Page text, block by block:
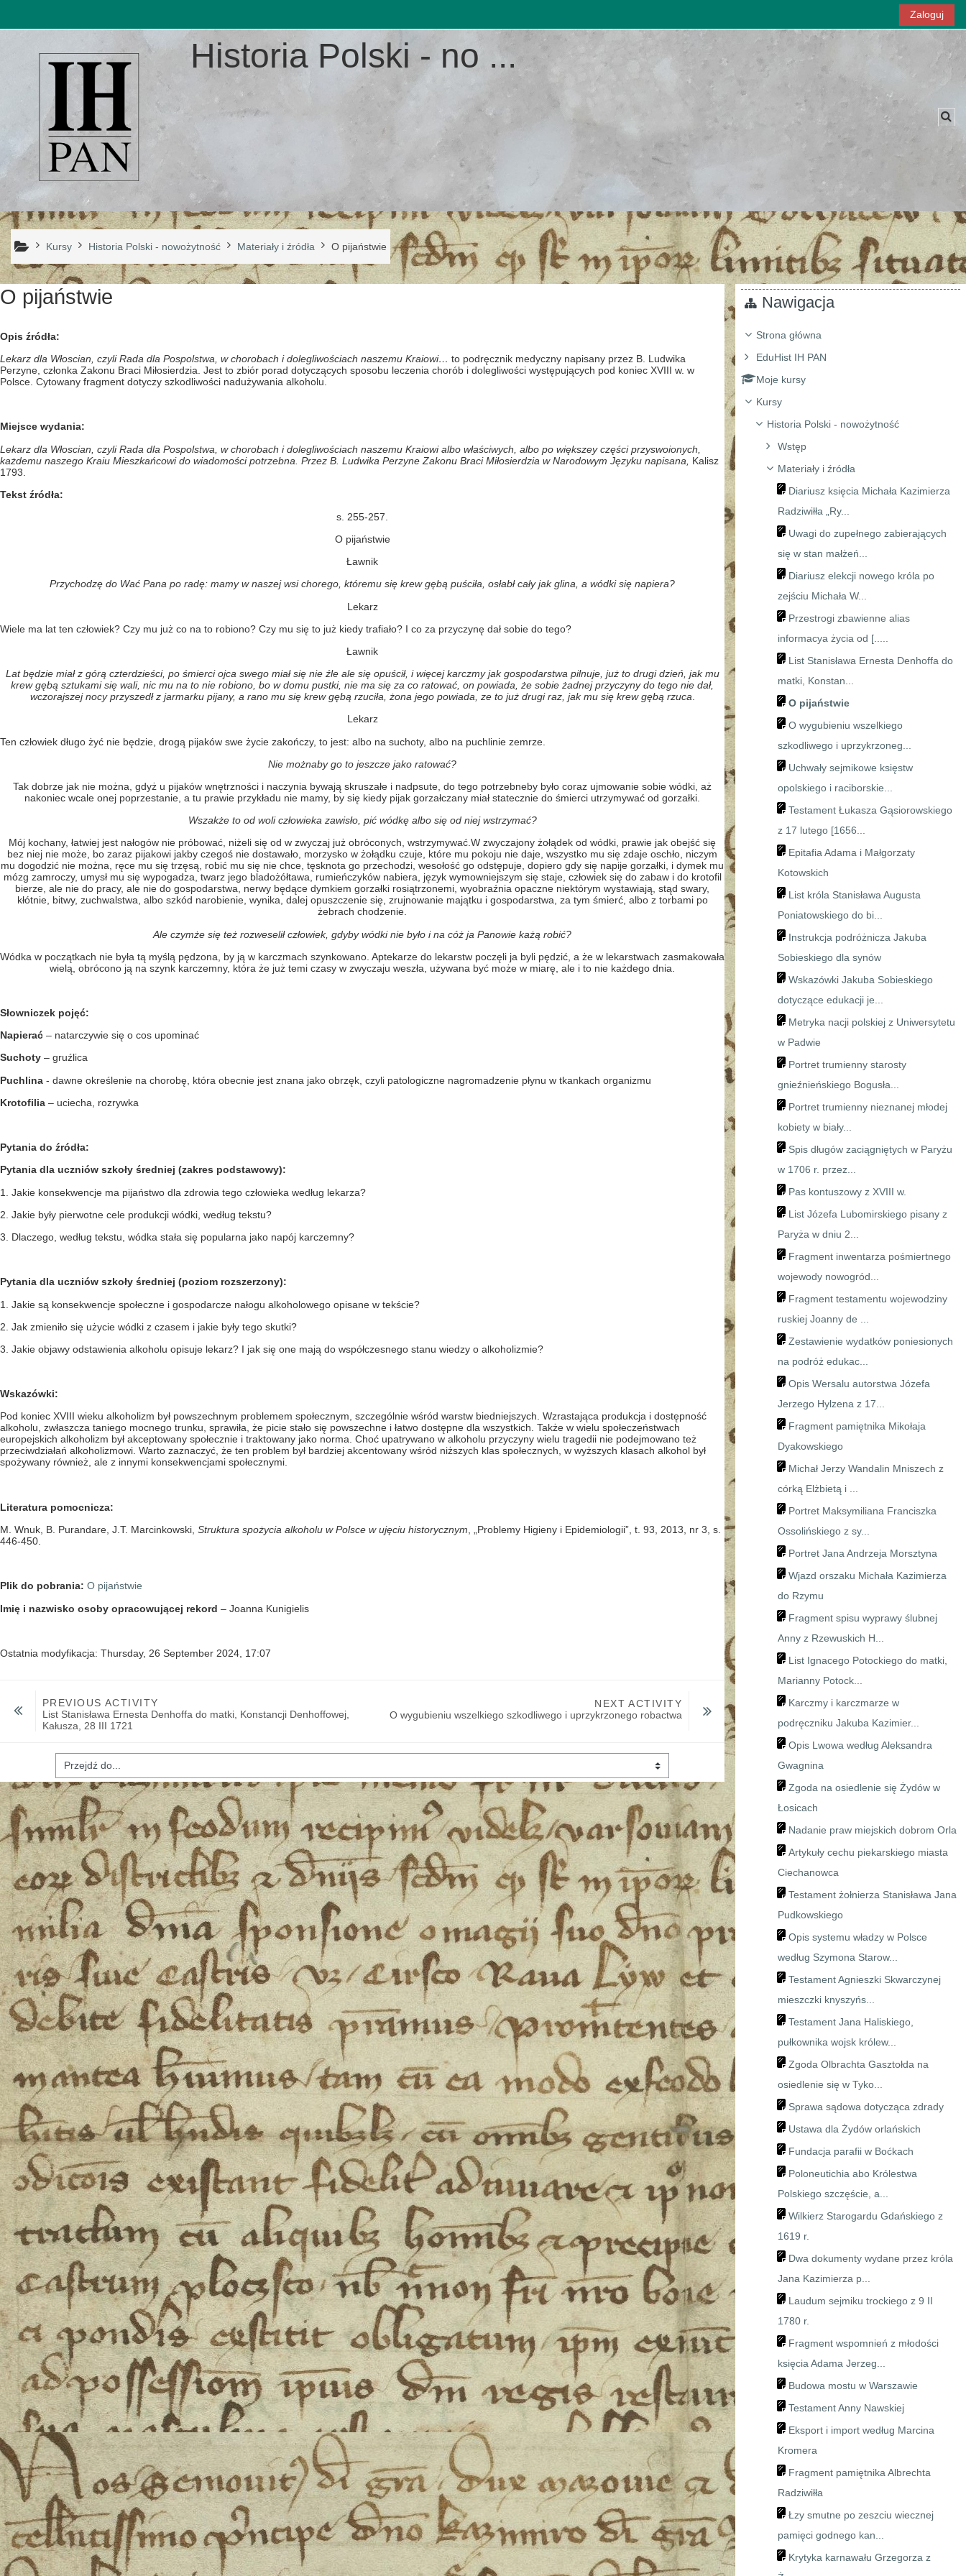
Zaloguj
Historia Polski - no ...
Kursy Historia Polski - nowożytność Materiały i źródła O pijaństwie
O pijaństwie
Opis źródła:
Lekarz dla Włoscian, czyli Rada dla Pospolstwa, w chorobach i dolegliwościach naszemu Kraiowi… to podręcznik medyczny napisany przez B. Ludwika
Perzyne, członka Zakonu Braci Miłosierdzia. Jest to zbiór porad dotyczących sposobu leczenia chorób i dolegliwości występujących pod koniec XVIII w. w
Polsce. Cytowany fragment dotyczy szkodliwości nadużywania alkoholu.
Miejsce wydania:
Lekarz dla Włoscian, czyli Rada dla Pospolstwa, w chorobach i dolegliwościach naszemu Kraiowi albo właściwych, albo po większey części przyswoionych,
każdemu naszego Kraiu Mieszkańcowi do wiadomości potrzebna. Przez B. Ludwika Perzyne Zakonu Braci Miłosierdzia w Narodowym Języku napisana, Kalisz
1793.
Tekst źródła:
s. 255-257.
O pijaństwie
Ławnik
Przychodzę do Wać Pana po radę: mamy w naszej wsi chorego, któremu się krew gębą puściła, osłabł cały jak glina, a wódki się napiera?
Lekarz
Wiele ma lat ten człowiek? Czy mu już co na to robiono? Czy mu się to już kiedy trafiało? I co za przyczynę dał sobie do tego?
Ławnik
Lat będzie miał z górą czterdzieści, po śmierci ojca swego miał się nie źle ale się opuścił, i więcej karczmy jak gospodarstwa pilnuje, już to drugi dzień, jak mu
krew gębą sztukami się wali, nic mu na to nie robiono, bo w domu pustki, nie ma się za co ratować, on powiada, że sobie żadnej przyczyny do tego nie dał,
wczorajszej nocy przyszedł z jarmarku pijany, a rano mu się krew gębą rzuciła, żona jego powiada, ze to już drugi raz, jak mu się krew gębą rzuca
Lekarz
Ten człowiek długo żyć nie będzie, drogą pijaków swe życie zakończy, to jest: albo na suchoty, albo na puchlinie zemrze.
Nie możnaby go to jeszcze jako ratować?
Tak dobrze jak nie można, gdyż u pijaków wnętrzności i naczynia bywają skruszałe i nadpsute, do tego potrzebneby było coraz ujmowanie sobie wódki, aż
nakoniec wcale onej poprzestanie, a tu prawie przykładu nie mamy, by się kiedy pijak gorzałczany miał statecznie do śmierci utrzymywać od gorzałki.
Wszakże to od woli człowieka zawisło, pić wódkę albo się od niej wstrzymać?
Mój kochany, łatwiej jest nałogów nie próbować, niżeli się od w zwyczaj już obróconych, wstrzymywać.W zwyczajony żołądek od wódki, prawie jak obejść się
bez niej nie może, bo zaraz pijakowi jakby czegoś nie dostawało, morzysko w żołądku czuje, które mu pokoju nie daje, wszystko mu się zdaje oschło, niczym
mu dogodzić nie można, ręce mu się trzęsą, robić mu się nie chce, tęsknota go przechodzi, wesołość go odstępuje, dopiero gdy się napije gorzałki, i dymek mu
mózg zamroczy, umysł mu się wypogadza, twarz jego bladożółtawa, rumieńczyków nabiera, język wymowniejszym się staje, człowiek się do zabaw i do krotofil
bierze, ale nie do pracy, ale nie do gospodarstwa, nerwy będące dymkiem gorzałki rosiątrzonemi, wyobraźnia opaczne niektórym wystawiają, stąd swary,
kłótnie, bitwy, zuchwalstwa, albo szkód narobienie, wynika, dalej opuszczenie się, zrujnowanie majątku i gospodarstwa, za tym śmierć, albo z torbami po
żebrach chodzenie.
Ale czymże się też rozweselił człowiek, gdyby wódki nie było i na cóż ja Panowie każą robić?
Wódka w początkach nie była tą myślą pędzona, by ją w karczmach szynkowano. Aptekarze do lekarstw poczęli ja byli pędzić, a że w lekarstwach zasmakowała
wielą, obrócono ją na szynk karczemny, która że już temi czasy w zwyczaju weszła, używana być może w miarę, ale i to nie każdego dnia.
Słowniczek pojęć:
Napierać – natarczywie się o cos upominać
Suchoty – gruźlica
Puchlina - dawne określenie na chorobę, która obecnie jest znana jako obrzęk, czyli patologiczne nagromadzenie płynu w tkankach organizmu
Krotofilia – uciecha, rozrywka
Pytania do źródła:
Pytania dla uczniów szkoły średniej (zakres podstawowy):
1. Jakie konsekwencje ma pijaństwo dla zdrowia tego człowieka według lekarza?
2. Jakie były pierwotne cele produkcji wódki, według tekstu?
3. Dlaczego, według tekstu, wódka stała się popularna jako napój karczemny?
Pytania dla uczniów szkoły średniej (poziom rozszerzony):
1. Jakie są konsekwencje społeczne i gospodarcze nałogu alkoholowego opisane w tekście?
2. Jak zmieniło się użycie wódki z czasem i jakie były tego skutki?
3. Jakie objawy odstawienia alkoholu opisuje lekarz? I jak się one mają do współczesnego stanu wiedzy o alkoholizmie?
Wskazówki:
Pod koniec XVIII wieku alkoholizm był powszechnym problemem społecznym, szczególnie wśród warstw biedniejszych. Wzrastająca produkcja i dostępność
alkoholu, zwłaszcza taniego mocnego trunku, sprawiła, że picie stało się powszechne i łatwo dostępne dla wszystkich. Także w wielu społeczeństwach
europejskich alkoholizm był akceptowany społecznie i traktowany jako norma. Choć upatrywano w alkoholu przyczyny wielu tragedii nie podejmowano też
przeciwdziałań alkoholizmowi. Warto zaznaczyć, że ten problem był bardziej akcentowany wśród niższych klas społecznych, w wyższych klasach alkohol był
spożywany również, ale z innymi konsekwencjami społecznymi.
Literatura pomocnicza:
M. Wnuk, B. Purandare, J.T. Marcinkowski, Struktura spożycia alkoholu w Polsce w ujęciu historycznym , „Problemy Higieny i Epidemiologii”, t. 93, 2013, nr 3, s.
446-450.
Plik do pobrania: O pijaństwie
Imię i nazwisko osoby opracowującej rekord – Joanna Kunigielis
Ostatnia modyfikacja: Thursday, 26 September 2024, 17:07
PREVIOUS ACTIVITY
List Stanisława Ernesta Denhoffa do matki, Konstancji Denhoffowej,
Kałusza, 28 III 1721
NEXT ACTIVITY
O wygubieniu wszelkiego szkodliwego i uprzykrzonego robactwa
Nawigacja
Strona główna
EduHist IH PAN
Moje kursy
Kursy
Historia Polski - nowożytność
Wstęp
Materiały i źródła
Diariusz księcia Michała Kazimierza
Radziwiłła „Ry...
Uwagi do zupełnego zabierających
się w stan małżeń...
Diariusz elekcji nowego króla po
zejściu Michała W...
Przestrogi zbawienne alias
informacya życia od [.....
List Stanisława Ernesta Denhoffa do
matki, Konstan...
O pijaństwie
O wygubieniu wszelkiego
szkodliwego i uprzykrzoneg...
Uchwały sejmikowe księstw
opolskiego i raciborskie...
Testament Łukasza Gąsiorowskiego
z 17 lutego [1656...
Epitafia Adama i Małgorzaty
Kotowskich
List króla Stanisława Augusta
Poniatowskiego do bi...
Instrukcja podróżnicza Jakuba
Sobieskiego dla synów
Wskazówki Jakuba Sobieskiego
dotyczące edukacji je...
Metryka nacji polskiej z Uniwersytetu
w Padwie
Portret trumienny starosty
gnieźnieńskiego Bogusła...
Portret trumienny nieznanej młodej
kobiety w biały...
Spis długów zaciągniętych w Paryżu
w 1706 r. przez...
Pas kontuszowy z XVIII w.
List Józefa Lubomirskiego pisany z
Paryża w dniu 2...
Fragment inwentarza pośmiertnego
wojewody nowogród...
Fragment testamentu wojewodziny
ruskiej Joanny de ...
Zestawienie wydatków poniesionych
na podróż edukac...
Opis Wersalu autorstwa Józefa
Jerzego Hylzena z 17...
Fragment pamiętnika Mikołaja
Dyakowskiego
Michał Jerzy Wandalin Mniszech z
córką Elżbietą i ...
Portret Maksymiliana Franciszka
Ossolińskiego z sy...
Portret Jana Andrzeja Morsztyna
Wjazd orszaku Michała Kazimierza
do Rzymu
Fragment spisu wyprawy ślubnej
Anny z Rzewuskich H...
List Ignacego Potockiego do matki,
Marianny Potock...
Karczmy i karczmarze w
podręczniku Jakuba Kazimier...
Opis Lwowa według Aleksandra
Gwagnina
Zgoda na osiedlenie się Żydów w
Łosicach
Nadanie praw miejskich dobrom Orla
Artykuły cechu piekarskiego miasta
Ciechanowca
Testament żołnierza Stanisława Jana
Pudkowskiego
Opis systemu władzy w Polsce
według Szymona Starow...
Testament Agnieszki Skwarczynej
mieszczki knyszyńs...
Testament Jana Haliskiego,
pułkownika wojsk królew...
Zgoda Olbrachta Gasztołda na
osiedlenie się w Tyko...
Sprawa sądowa dotycząca zdrady
Ustawa dla Żydów orlańskich
Fundacja parafii w Boćkach
Poloneutichia abo Królestwa
Polskiego szczęście, a...
Wilkierz Starogardu Gdańskiego z
1619 r.
Dwa dokumenty wydane przez króla
Jana Kazimierza p...
Laudum sejmiku trockiego z 9 II
1780 r.
Fragment wspomnień z młodości
księcia Adama Jerzeg...
Budowa mostu w Warszawie
Testament Anny Nawskiej
Eksport i import według Marcina
Kromera
Fragment pamiętnika Albrechta
Radziwiłła
Łzy smutne po zeszciu wiecznej
pamięci godnego kan...
Krytyka karnawału Grzegorza z